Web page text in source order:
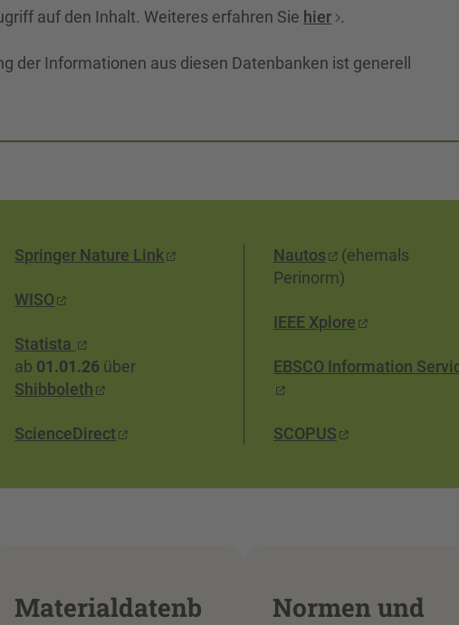
auf den Inhalt. Weiteres erfahren Sie hier .
der Informationen aus diesen Datenbanken ist generell
Springer Nature Link
WISO
Statista
ab 01.01.26 über
Shibboleth
ScienceDirect
Nautos
(ehemals
Perinorm)
IEEE Xplore
EBSCO Information
SCOPUS
Materialdatenb
Normen und